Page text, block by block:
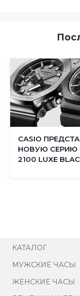
CASIO
НОВУЮ СЕРИЮ
2100 LUXE
КАТАЛОГ
МУЖСКИЕ ЧАСЫ
ЖЕНСКИЕ ЧАСЫ